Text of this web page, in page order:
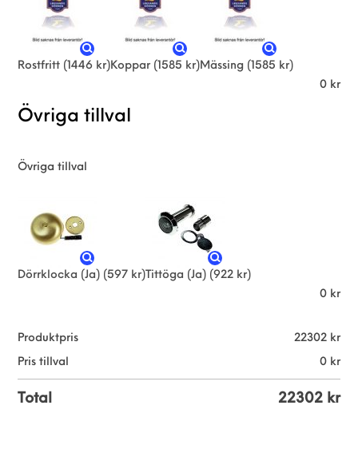
Rostfritt (1446 kr)Koppar(1585 kr)Mässing (1585 kr)
0 kr
Övriga tillval
Övriga tillval
Dörrklocka (Ja) (597 kr)Tittöga (Ja) (922 kr)
0 kr
Produktpris 22302 kr
Pris tillval
0 kr
Total 22302 kr